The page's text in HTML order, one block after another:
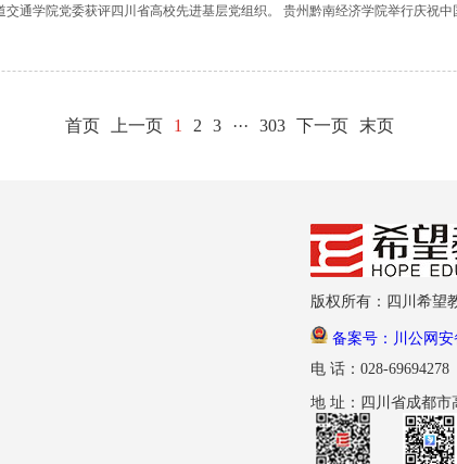
交通学院党委获评四川省高校先进基层党组织。 贵州黔南经济学院举行庆祝中
首页 上一页 1 2 3 ··· 303 下一页 末页
版权所有：四川希望
备案号：川公网安
电 话：028-69694278
地 址：四川省成都市